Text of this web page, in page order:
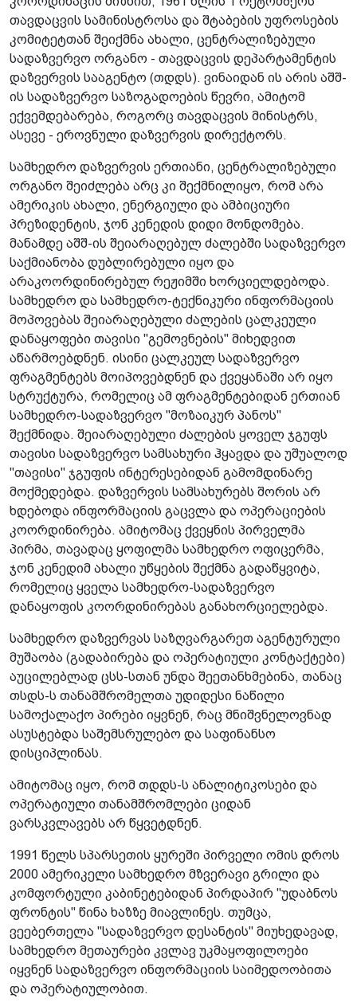
თავდაცვის სამინისტროსა და შტაბების უფროსების
კომიტეტთან შეიქმნა ახალი, ცენტრალიზებული
სადაზვერვო ორგანო - თავდაცვის დეპარტამენტის
დაზვერვის სააგენტო (თდდს). ვინაიდან ის არის აშშ-
ის სადაზვერვო საზოგადოების წევრი, ამიტომ
ექვემდებარება, როგორც თავდაცვის მინისტრს,
ასევე - ეროვნული დაზვერვის დირექტორს.
სამხედრო დაზვერვის ერთიანი, ცენტრალიზებული
ორგანო შეიძლება არც კი შექმნილიყო, რომ არა
ამერიკის ახალი, ენერგიული და ამბიციური
პრეზიდენტის, ჯონ კენედის დიდი მონდომება.
მანამდე აშშ-ის შეიარაღებულ ძალებში სადაზვერვო
საქმიანობა დუბლირებული იყო და
არაკოორდინირებულ რეჟიმში ხორციელდებოდა.
სამხედრო და სამხედრო-ტექნიკური ინფორმაციის
მოპოვებას შეიარაღებული ძალების ცალკეული
დანაყოფები თავისი "გემოვნების" მიხედვით
აწარმოებდნენ. ისინი ცალკეულ სადაზვერვო
ფრაგმენტებს მოიპოვებდნენ და ქვეყანაში არ იყო
სტრუქტურა, რომელიც ამ ფრაგმენტებიდან ერთიან
სამხედრო-სადაზვერვო "მოზაიკურ პანოს"
შექმნიდა. შეიარაღებული ძალების ყოველ ჯგუფს
თავისი სადაზვერვო სამსახური ჰყავდა და უშუალოდ
"თავისი" ჯგუფის ინტერესებიდან გამომდინარე
მოქმედებდა. დაზვერვის სამსახურებს შორის არ
ხდებოდა ინფორმაციის გაცვლა და ოპერაციების
კოორდინირება. ამიტომაც ქვეყნის პირველმა
პირმა, თავადაც ყოფილმა სამხედრო ოფიცერმა,
ჯონ კენედიმ ახალი უწყების შექმნა გადაწყვიტა,
რომელიც ყველა სამხედრო-სადაზვერვო
დანაყოფის კოორდინირებას განახორციელებდა.
სამხედრო დაზვერვას საზღვარგარეთ აგენტურული
მუშაობა (გადაბირება და ოპერატიული კონტაქტები)
აუცილებლად ცსს-სთან უნდა შეეთანხმებინა, თანაც
თსდს-ს თანამშრომელთა უდიდესი ნაწილი
სამოქალაქო პირები იყვნენ, რაც მნიშვნელოვნად
ასუსტებდა საშემსრულებო და საფინანსო
დისციპლინას.
ამიტომაც იყო, რომ თდდს-ს ანალიტიკოსები და
ოპერატიული თანამშრომლები ციდან
ვარსკვლავებს არ წყვეტდნენ.
1991 წელს სპარსეთის ყურეში პირველი ომის დროს
2000 ამერიკელი სამხედრო მზვერავი გრილი და
კომფორტული კაბინეტებიდან პირდაპირ "უდაბნოს
ფრონტის" წინა ხაზზე მიავლინეს. თუმცა,
ვეებერთელა "სადაზვერვო დესანტის" მიუხედავად,
სამხედრო მეთაურები კვლავ უკმაყოფილოები
იყვნენ სადაზვერვო ინფორმაციის საიმედოობითა
და ოპერატიულობით.